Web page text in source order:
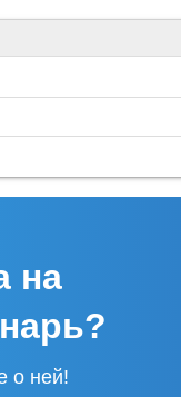
на
о ней!